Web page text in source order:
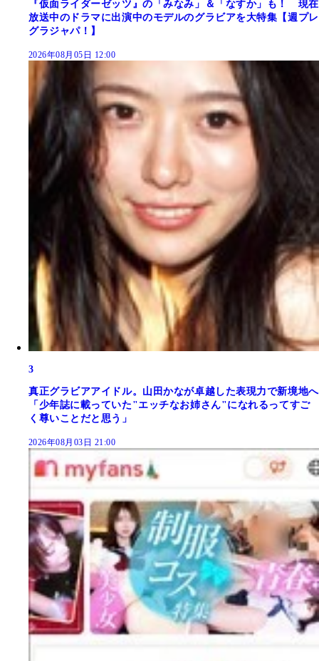
『仮面ライダーゼッツ』の「みなみ」＆「なすか」も！ 現在
放送中のドラマに出演中のモデルのグラビアを大特集【週プレ
グラジャパ！】
2026年08月05日 12:00
3
真正グラビアアイドル。山田かなが卓越した表現力で新境地へ
「少年誌に載っていた"エッチなお姉さん"になれるってすご
く尊いことだと思う」
2026年08月03日 21:00